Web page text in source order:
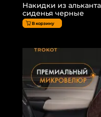
Накидки из
сиденья черные
В корзину